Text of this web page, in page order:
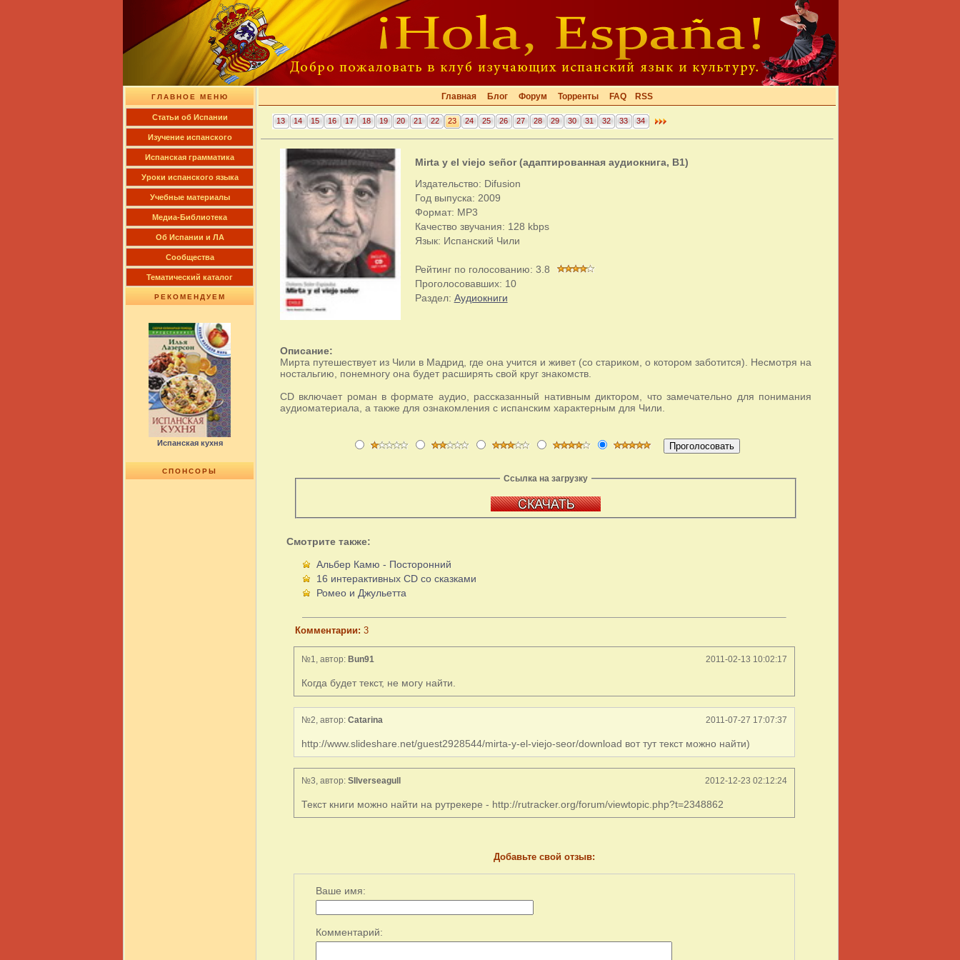
ГЛАВНОЕ МЕНЮ
Cтатьи об Испании
Изучение испанского
Испанская грамматика
Уроки испанского языка
Учебные материалы
Медиа-Библиотека
Об Испании и ЛА
Сообщества
Тематический каталог
РЕКОМЕНДУЕМ
Испанская кухня
СПОНСОРЫ
Главная Блог Форум Торренты FAQ RSS
13 14 15 16 17 18 19 20 21 22 23 24 25 26 27 28 29 30 31 32 33 34
Mirta y el viejo señor (адаптированная аудиокнига, B1)
Издательство: Difusion
Год выпуска: 2009
Формат: MP3
Качество звучания: 128 kbps
Язык: Испанский Чили
Рейтинг по голосованию: 3.8
Проголосовавших: 10
Раздел: Аудиокниги
Описание:
Мирта путешествует из Чили в Мадрид, где она учится и живет (со стариком, о котором заботится). Несмотря на
ностальгию, понемногу она будет расширять свой круг знакомств.
СD включает роман в формате аудио, рассказанный нативным диктором, что замечательно для понимания
аудиоматериала, а также для ознакомления с испанским характерным для Чили.
Ссылка на загрузку
Смотрите также:
Альбер Камю - Посторонний
16 интерактивных CD со сказками
Ромео и Джульетта
Комментарии: 3
№1, автор: Bun91 2011-02-13 10:02:17
Когда будет текст, не могу найти.
№2, автор: Catarina 2011-07-27 17:07:37
http://www.slideshare.net/guest2928544/mirta-y-el-viejo-seor/download вот тут текст можно найти)
№3, автор: SIlverseagull 2012-12-23 02:12:24
Текст книги можно найти на рутрекере - http://rutracker.org/forum/viewtopic.php?t=2348862
Добавьте свой отзыв:
Ваше имя:
Комментарий: